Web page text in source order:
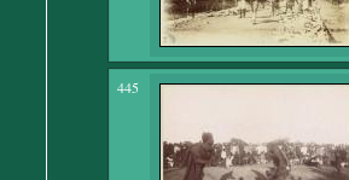
445